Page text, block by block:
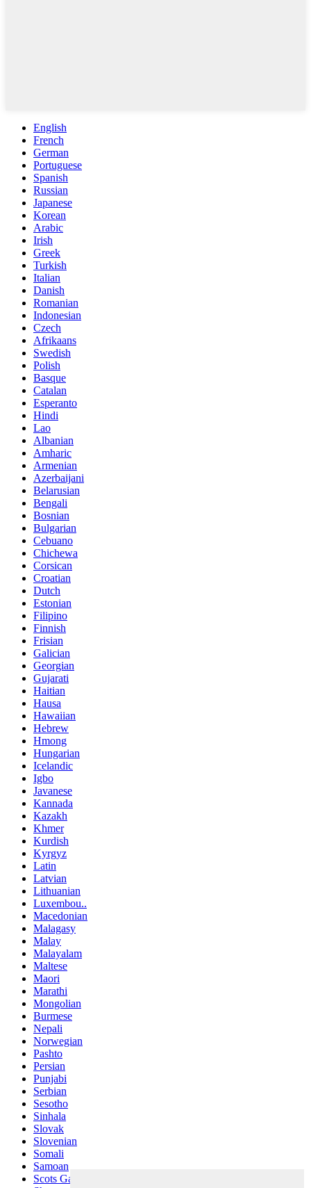
English
French
German
Portuguese
Spanish
Russian
Japanese
Korean
Arabic
Irish
Greek
Turkish
Italian
Danish
Romanian
Indonesian
Czech
Afrikaans
Swedish
Polish
Basque
Catalan
Esperanto
Hindi
Lao
Albanian
Amharic
Armenian
Azerbaijani
Belarusian
Bengali
Bosnian
Bulgarian
Cebuano
Chichewa
Corsican
Croatian
Dutch
Estonian
Filipino
Finnish
Frisian
Galician
Georgian
Gujarati
Haitian
Hausa
Hawaiian
Hebrew
Hmong
Hungarian
Icelandic
Igbo
Javanese
Kannada
Kazakh
Khmer
Kurdish
Kyrgyz
Latin
Latvian
Lithuanian
Luxembou..
Macedonian
Malagasy
Malay
Malayalam
Maltese
Maori
Marathi
Mongolian
Burmese
Nepali
Norwegian
Pashto
Persian
Punjabi
Serbian
Sesotho
Sinhala
Slovak
Slovenian
Somali
Samoan
Scots Gaelic